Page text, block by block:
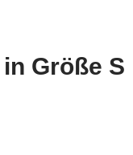
Größe S